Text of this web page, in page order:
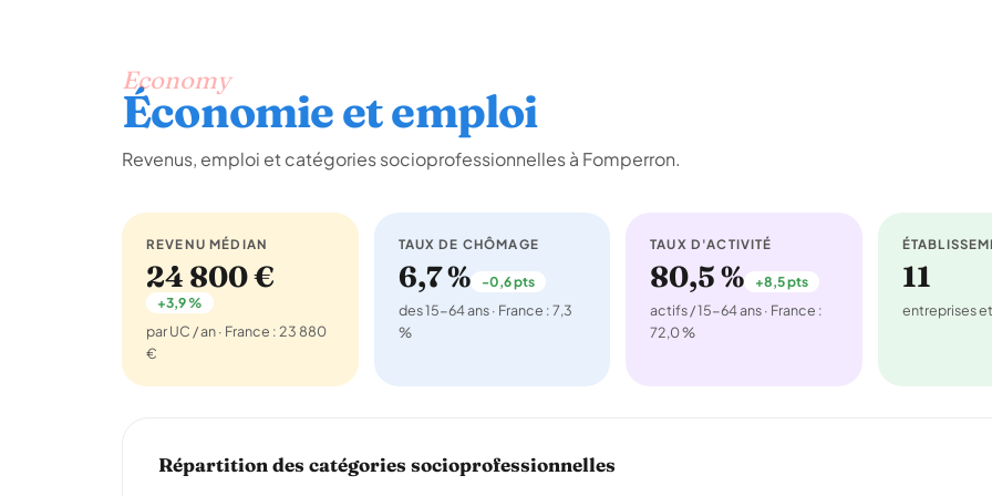
Economy
Économie et emploi
Revenus, emploi et catégories socioprofessionnelles à Fomperron.
REVENU MÉDIAN
24 800 €
+3,9 %
par UC / an · France : 23 880
€
TAUX DE CHÔMAGE
6,7 % -0,6 pts
des 15-64 ans · France : 7,3
%
TAUX D'ACTIVITÉ
80,5 % +8,5 pts
actifs / 15-64 ans · France :
72,0 %
11
entreprises
Répartition des catégories socioprofessionnelles